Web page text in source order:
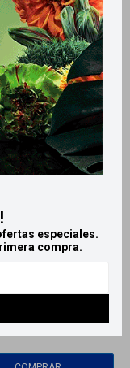
especiales.
compra.
LlegaHOY